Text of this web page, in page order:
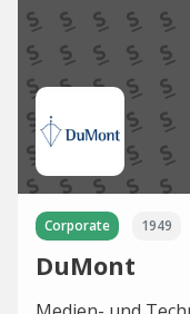
Corporate 1949
DuMont